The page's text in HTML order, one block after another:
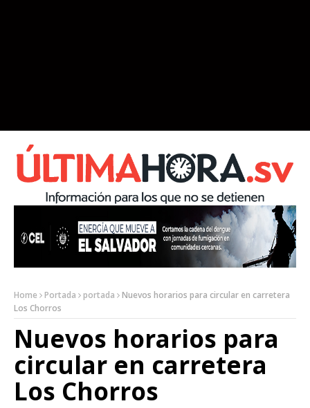
Home Portada portada
Nuevos horarios para circular en carretera
Los Chorros
Nuevos horarios para
circular en carretera
Los Chorros